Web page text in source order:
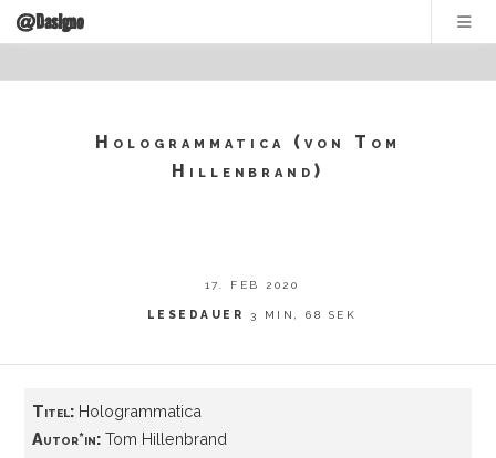
@DasIgno
Hologrammatica (von Tom
Hillenbrand)
17. FEB 2020
LESEDAUER 3 MIN, 68 SEK
Titel:Hologrammatica
Autor*in:Tom Hillenbrand